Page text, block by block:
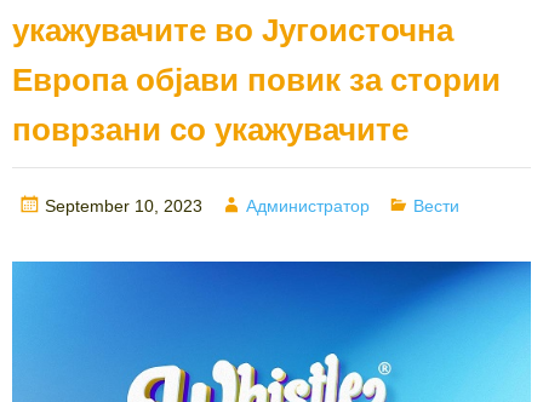
укажувачите во Југоисточна
Европа објави повик за стории
поврзани со укажувачите
Posted
September 10, 2023 Author
Администратор Categories
Вести